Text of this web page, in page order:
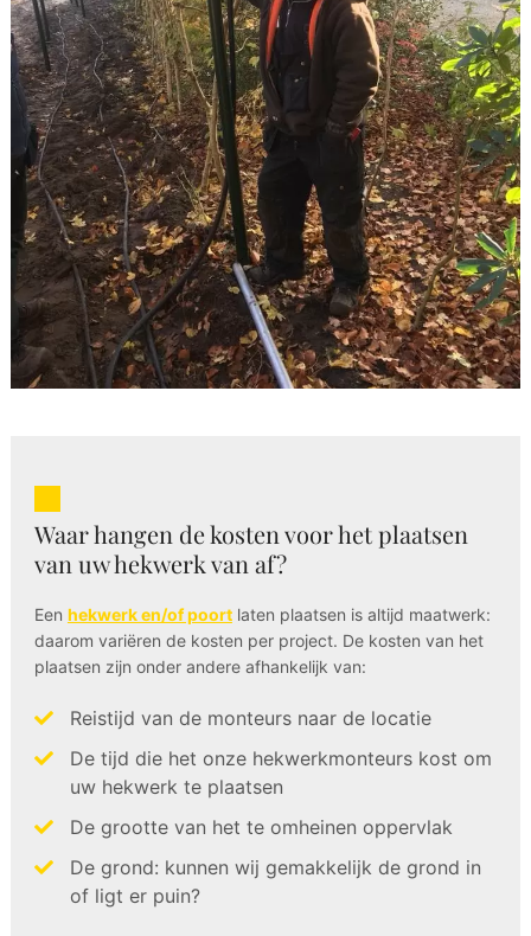
Waar hangen de kosten voor het plaatsen
van uw hekwerk van af?
Een hekwerk en/of poortlaten plaatsen is altijd maatwerk:
daarom variëren de kosten per project. De kosten van het
plaatsen zijn onder andere afhankelijk van:
Reistijd van de monteurs naar de locatie
De tijd die het onze hekwerkmonteurs kost om
uw hekwerk te plaatsen
De grootte van het te omheinen oppervlak
De grond: kunnen wij gemakkelijk de grond in
of ligt er puin?